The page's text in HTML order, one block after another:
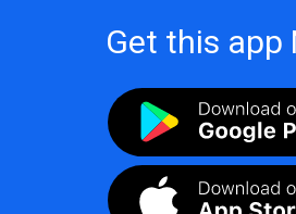
Get this app